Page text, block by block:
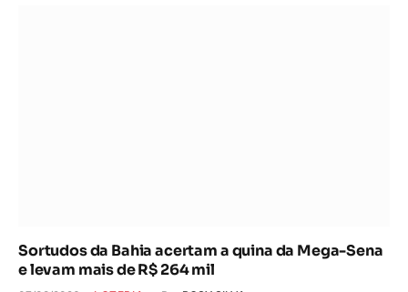
Sortudos da Bahia acertam a quina da Mega-Sena
e levam mais de R$ 264 mil